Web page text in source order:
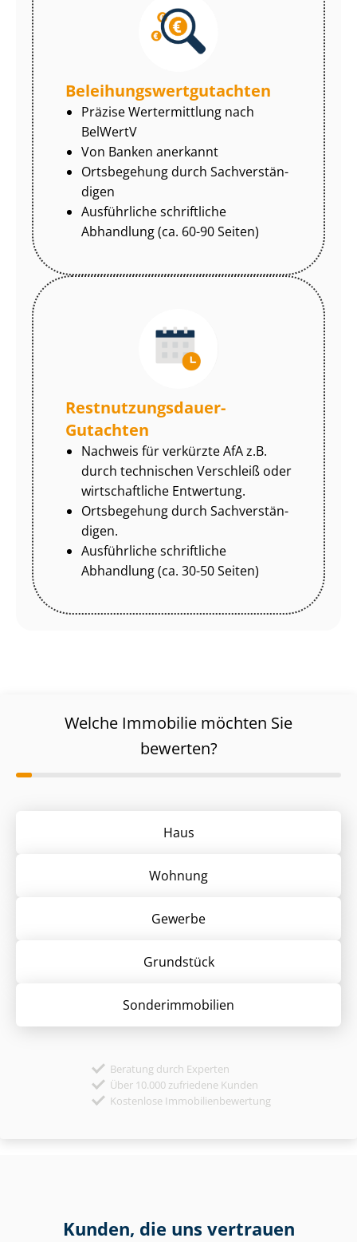
Be­lei­hungs­wert­gut­ach­ten
Präzise Wertermittlung nach
BelWertV
Von Banken anerkannt
Ortsbegehung durch Sach­ver­stän­
di­gen
Ausführliche schriftliche
Abhandlung (ca. 60-90 Seiten)
Rest­nut­zungs­dau­er-
Gutachten
Nachweis für verkürzte AfA z.B.
durch technischen Verschleiß oder
wirtschaftliche Entwertung.
Ortsbegehung durch Sach­ver­stän­
di­gen.
Ausführliche schriftliche
Abhandlung (ca. 30-50 Seiten)
Welche Immobilie möchten Sie
bewerten?
Haus
Wohnung
Gewerbe
Grund­stück
Sonder­immobilien
Beratung durch Experten
Über 10.000 zufriedene Kunden
Kostenlose Immobilienbewertung
Kunden, die uns vertrauen